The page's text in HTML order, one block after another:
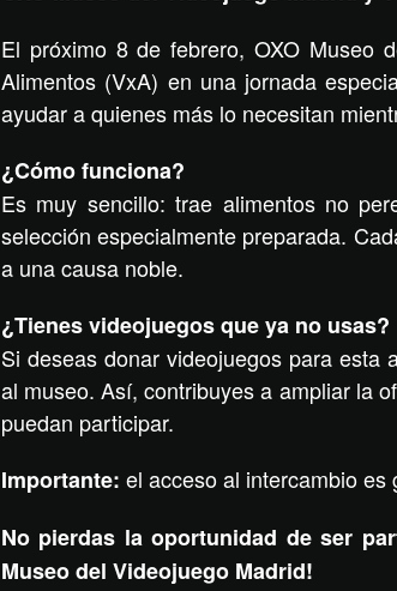
El próximo 8 de febrero, OXO Museo
Alimentos (VxA) en una jornada
ayudar a quienes más lo necesitan
¿Cómo funciona?
Es muy sencillo: trae alimentos no
selección especialmente preparada.
a una causa noble.
¿Tienes videojuegos que ya no usas?
Si deseas donar videojuegos para esta
al museo. Así, contribuyes a ampliar la
puedan participar.
Importante: el acceso al intercambio
No pierdas la oportunidad de ser
Museo del Videojuego Madrid!